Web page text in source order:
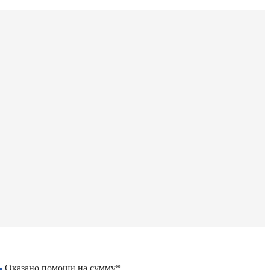
Оказано помощи на сумму*